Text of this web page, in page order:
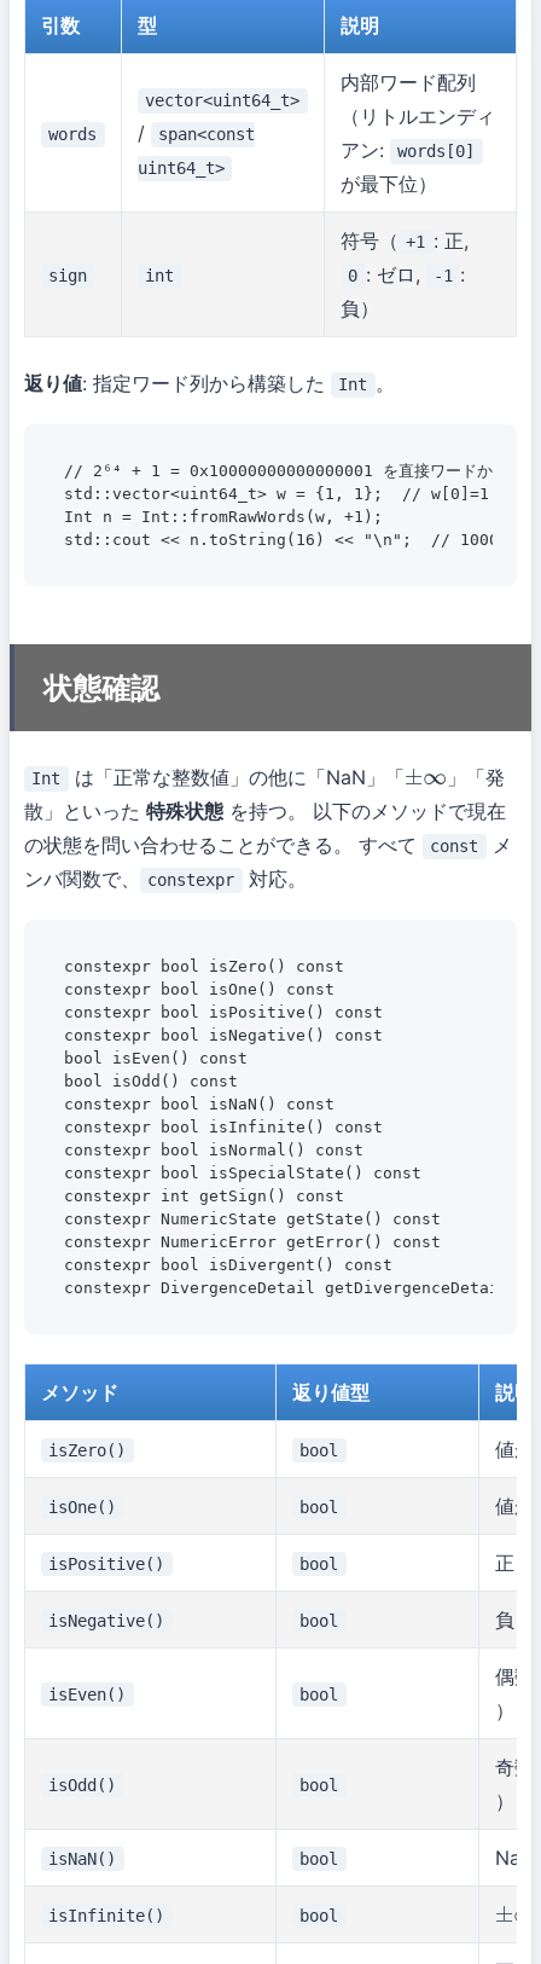
引数 型 説明
words
vector<uint64_t>
/
span<const
uint64_t>
内部ワード配列
（リトルエンディ
アン:
words[0]
が最下位）
sign int
符号（ +1 : 正,
0 : ゼロ, -1 :
負）
返り値: 指定ワード列から構築した Int 。
// 2⁶⁴ + 1 = 0x10000000000000001 を直接ワードから構築
std::vector<uint64_t> w = {1, 1};  // w[0]=1 (下
Int n = Int::fromRawWords(w, +1);
状態確認
Int は「正常な整数値」の他に「NaN」「±∞
」「発
散」といった 特殊状態 を持つ。 以下のメソッドで現在
の状態を問い合わせることができる。 すべて
const
メ
ンバ関数で、
constexpr 対応。
constexpr bool isZero() const
constexpr bool isOne() const
constexpr bool isPositive() const
constexpr bool isNegative() const
bool isEven() const
bool isOdd() const
constexpr bool isNaN() const
constexpr bool isInfinite() const
constexpr bool isNormal() const
constexpr bool isSpecialState() const
constexpr int getSign() const
constexpr NumericState getState() const
constexpr NumericError getError() const
constexpr bool isDivergent() const
メソッド 返り値型 説明
isZero() bool 値が
isOne() bool 値が
isPositive() bool 正 (
isNegative() bool 負 (
isEven() bool
偶数
）
isOdd() bool
奇数
）
isNaN() bool NaN
isInfinite() bool ±∞